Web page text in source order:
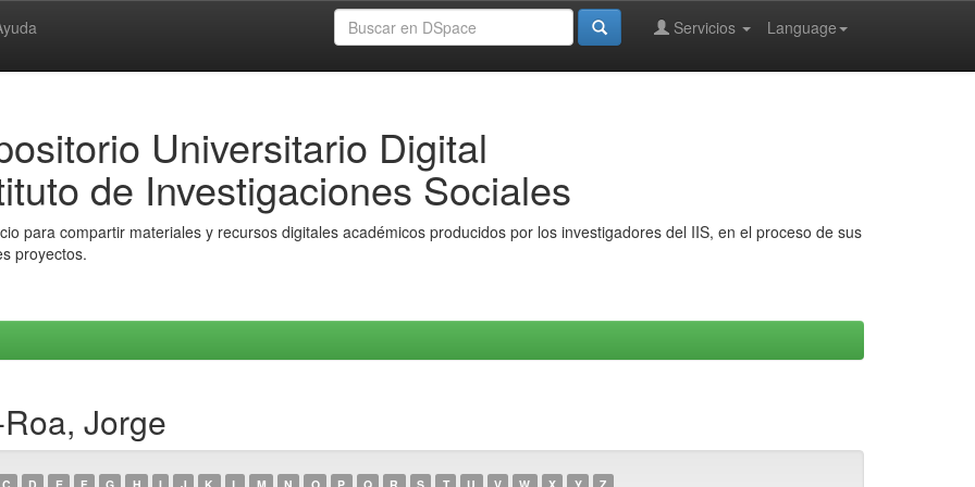
Language
Servicios
Universitario Digital
de Investigaciones Sociales
para compartir materiales y recursos digitales académicos producidos por los investigadores del IIS, en el proceso de sus
proyectos.
Jorge